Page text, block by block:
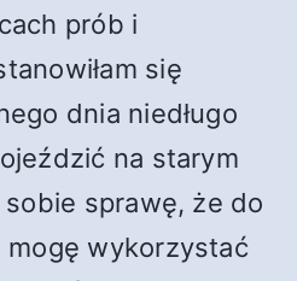
prób i
się
dnia niedługo
na starym
sobie sprawę, że do
wykorzystać